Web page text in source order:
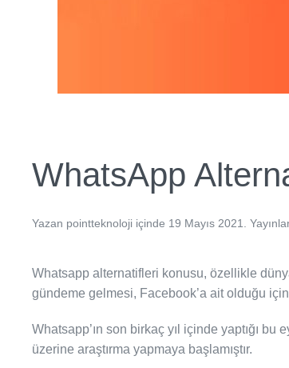
WhatsApp
Yazan pointteknoloji içinde 19 Mayıs 2021 .
Whatsapp alternatifleri konusu, özellikle
gündeme gelmesi, Facebook’a ait olduğu
Whatsapp’ın son birkaç yıl içinde yaptığı
üzerine araştırma yapmaya başlamıştır.